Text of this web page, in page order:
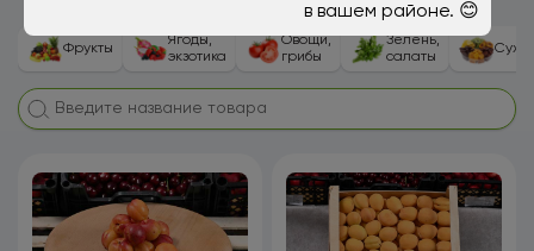
в вашем районе. 😊
Фрукты
Ягоды,
экзотика
Овощи,
грибы
Зелень,
салаты